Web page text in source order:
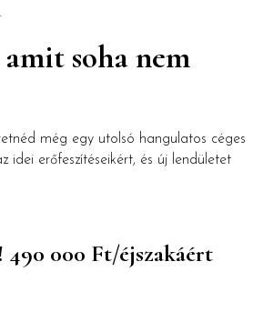
soha nem
még egy utolsó hangulatos céges
idei erőfeszítéseikért, és új lendületet
490 000 Ft/éjszakáért